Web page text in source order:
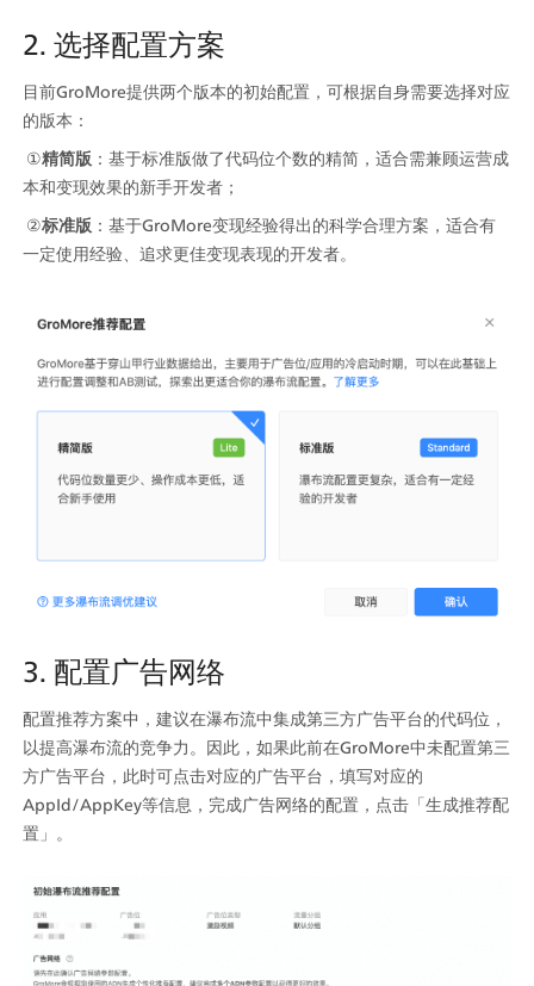
2. 选择配置方案
目前GroMore提供两个版本的初始配置，可根据自身需要选择对应
的版本：
①精简版 ：基于标准版做了代码位个数的精简，适合需兼顾运营成
本和变现效果的新手开发者；
②标准版 ：基于GroMore变现经验得出的科学合理方案，适合有
一定使用经验、追求更佳变现表现的开发者。
3. 配置广告网络
配置推荐方案中，建议在瀑布流中集成第三方广告平台的代码位，
以提高瀑布流的竞争力。因此，如果此前在GroMore中未配置第三
方广告平台，此时可点击对应的广告平台，填写对应的
AppId/AppKey等信息，完成广告网络的配置，点击「生成推荐配
置」。